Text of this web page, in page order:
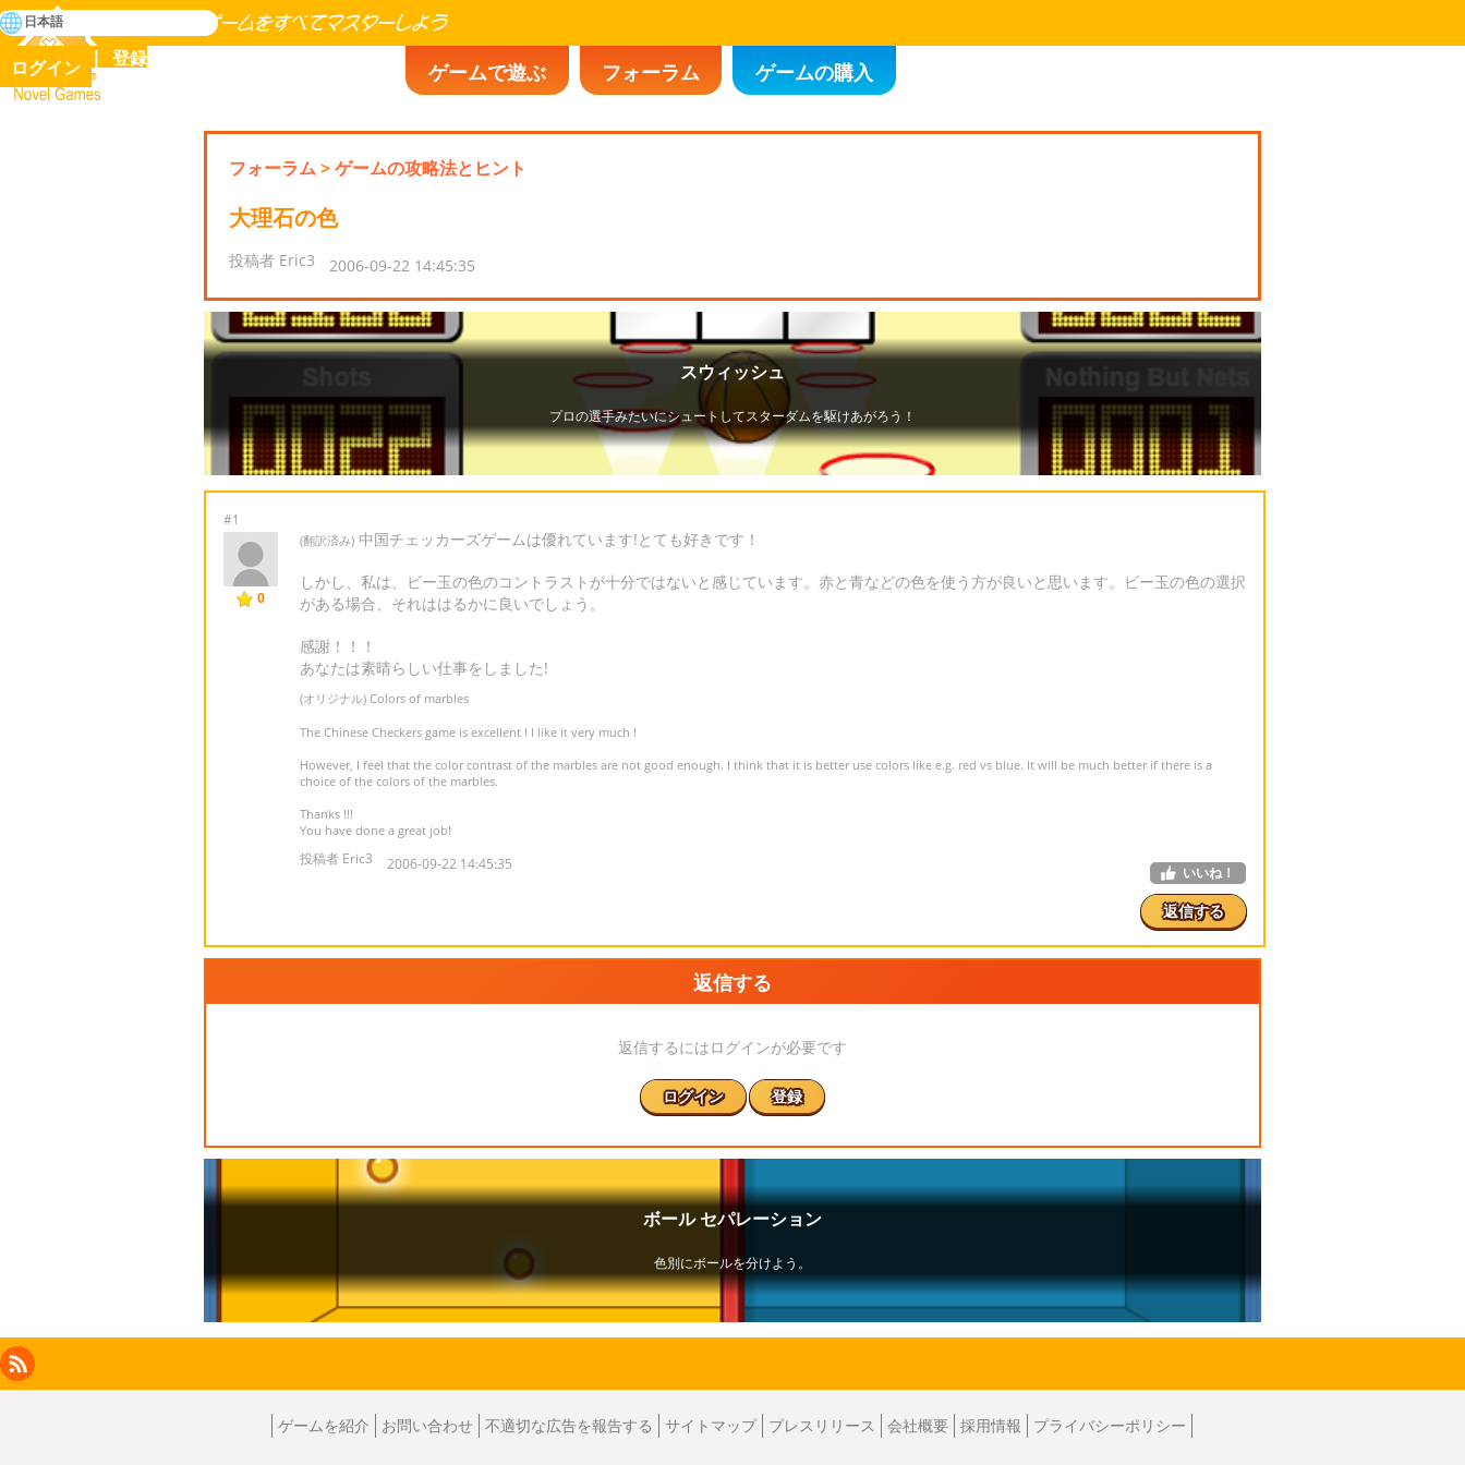
Novel Games
人類の歴史に存在するゲームをすべてマスターしよう
検
索
ゲームで遊ぶ フォーラム ゲームの購入
ログイン 登録
日本語
フォーラム>ゲームの攻略法とヒント
大理石の色
投稿者 Eric3 2006-09-22 14:45:35
#1
0
(翻訳済み) 中国チェッカーズゲームは優れています!とても好きです！
しかし、私は、ビー玉の色のコントラストが十分ではないと感じています。赤と青などの色を使う方が良いと思います。ビー玉の色の選択
がある場合、それははるかに良いでしょう。
感謝！！！
あなたは素晴らしい仕事をしました!
(オリジナル) Colors of marbles
The Chinese Checkers game is excellent ! I like it very much !
However, I feel that the color contrast of the marbles are not good enough. I think that it is better use colors like e.g. red vs blue. It will be much better if there is a
choice of the colors of the marbles.
Thanks !!!
You have done a great job!
投稿者 Eric3 2006-09-22 14:45:35 いいね！
返信する
返信する
返信するにはログインが必要です
ログイン 登録
Facebook
Instagram
X
LinkedIn
RSS
ゲームを紹介 お問い合わせ 不適切な広告を報告する サイトマップ プレスリリース 会社概要 採用情報 プライバシーポリシー